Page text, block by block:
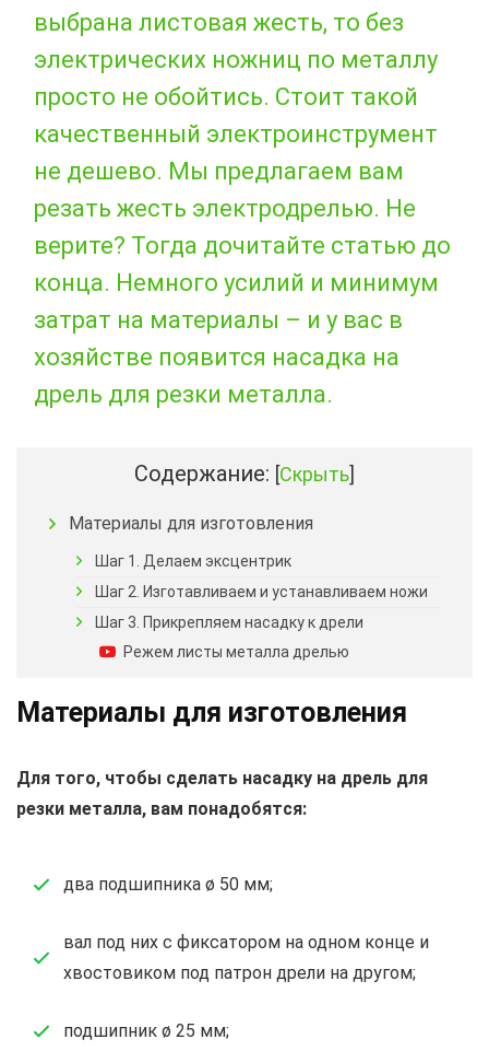
выбрана листовая жесть, то без
электрических ножниц по металлу
просто не обойтись. Стоит такой
качественный электроинструмент
не дешево. Мы предлагаем вам
резать жесть электродрелью. Не
верите? Тогда дочитайте статью до
конца. Немного усилий и минимум
затрат на материалы – и у вас в
хозяйстве появится насадка на
дрель для резки металла.
Содержание: [Скрыть]
Материалы для изготовления
Шаг 1. Делаем эксцентрик
Шаг 2. Изготавливаем и устанавливаем ножи
Шаг 3. Прикрепляем насадку к дрели
Режем листы металла дрелью
Материалы для изготовления
Для того, чтобы сделать насадку на дрель для
резки металла, вам понадобятся:
два подшипника ø 50 мм;
вал под них с фиксатором на одном конце и
хвостовиком под патрон дрели на другом;
подшипник ø 25 мм;